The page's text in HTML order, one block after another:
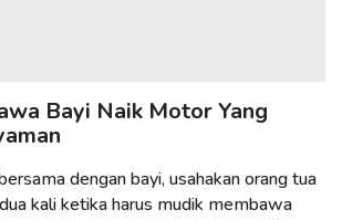
Bayi Naik Motor Yang
dengan bayi, usahakan orang tua
kali ketika harus mudik membawa